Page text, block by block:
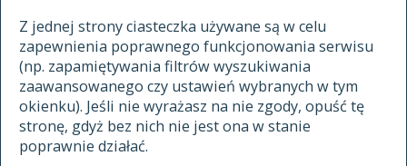
Z jednej strony ciasteczka używane są w celu
zapewnienia poprawnego funkcjonowania serwisu
(np. zapamiętywania filtrów wyszukiwania
zaawansowanego czy ustawień wybranych w tym
okienku). Jeśli nie wyrażasz na nie zgody, opuść tę
stronę, gdyż bez nich nie jest ona w stanie
poprawnie działać.
autorzy tekstów źródłowych
zasady opracowania
statystyki
najnowsze hasła
ostatnio zmodyfikowane hasła
XVII I XVIII WIEKU
znajdź hasła
zaczynające się od